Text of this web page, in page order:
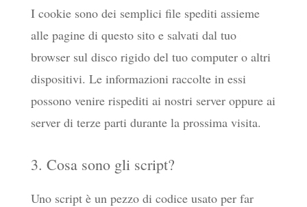
I cookie sono dei semplici file spediti assieme
alle pagine di questo sito e salvati dal tuo
browser sul disco rigido del tuo computer o altri
dispositivi. Le informazioni raccolte in essi
possono venire rispediti ai nostri server oppure ai
server di terze parti durante la prossima visita.
3. Cosa sono gli script?
Uno script è un pezzo di codice usato per far